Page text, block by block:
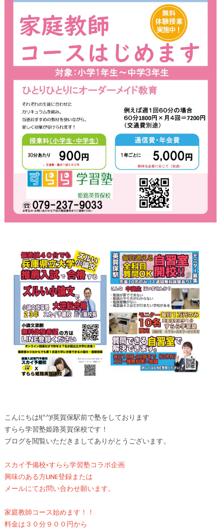
こんにちは!(^^)!英賀保駅前で塾をしております
すらら学習塾姫路英賀保校です！
ブログを閲覧いただきましてありがとうございます。
スカイ予備校×すらら学習塾コラボ企画
興味のある方LINE登録または
メールにてお問い合わせ願います。
家庭教師コース始めます！！
料金は３０分９００円から